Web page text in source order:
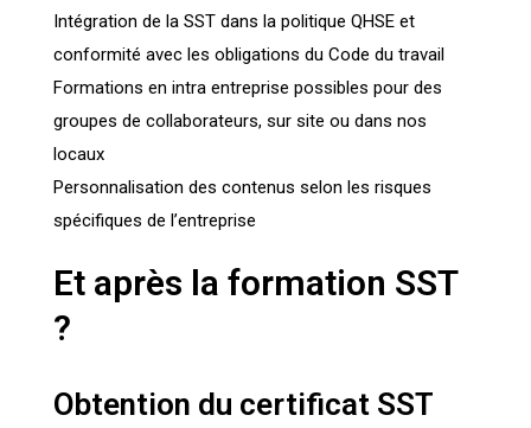
Intégration de la SST dans la politique QHSE et
conformité avec les obligations du Code du travail
Formations en intra entreprise possibles pour des
groupes de collaborateurs, sur site ou dans nos
locaux
Personnalisation des contenus selon les risques
spécifiques de l’entreprise
Et après la formation SST
?
Obtention du certificat SST